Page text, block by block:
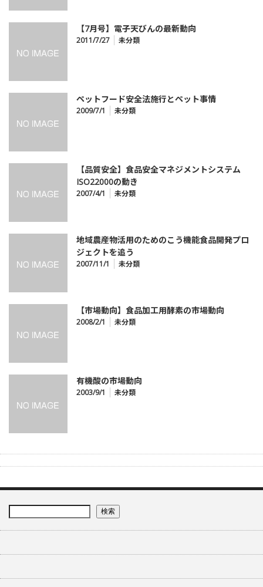
【7月号】電子天びんの最新動向
2011/7/27 未分類
ペットフード安全法施行とペット事情
2009/7/1 未分類
【品質安全】食品安全マネジメントシステム
ISO22000の動き
2007/4/1 未分類
地域農産物活用のためのこう機能食品開発プロ
ジェクトを追う
2007/11/1 未分類
【市場動向】食品加工用酵素の市場動向
2008/2/1 未分類
有機酸の市場動向
2003/9/1 未分類
検索